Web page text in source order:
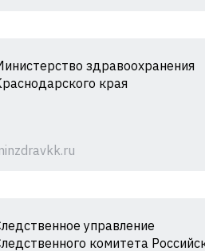
здравоохранения
края
управление
комитета